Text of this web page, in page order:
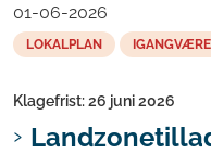
01-06-2026
LOKALPLAN
Klagefrist: 26 juni 2026